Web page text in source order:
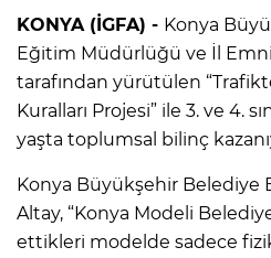
KONYA (İGFA) - Konya
Eğitim Müdürlüğü ve İl
tarafından yürütülen
Kuralları Projesi” ile 3. ve 4.
yaşta toplumsal bilinç
Konya Büyükşehir Belediye
Altay, “Konya Modeli
ettikleri modelde sadece